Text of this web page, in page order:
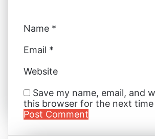
Name *
Email *
Website
Save my name, email, and
this browser for the next